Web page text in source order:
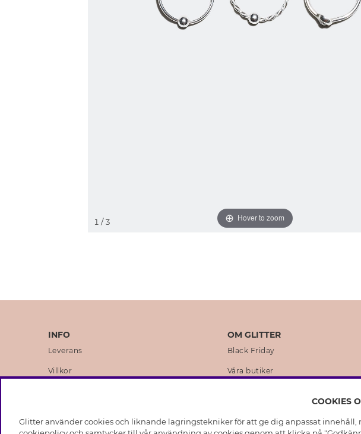
Hover to zoom
1 / 3
INFO
Leverans
Villkor
Medlemsvillkor
OM GLITTER
Black Friday
Våra butiker
Hållbarhet
COOKIES
Glitter använder cookies och liknande lagringstekniker för att ge dig anpassat